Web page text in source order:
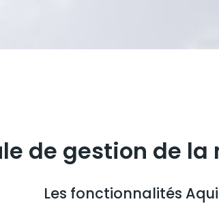
de gestion de
Les fonctionnalités